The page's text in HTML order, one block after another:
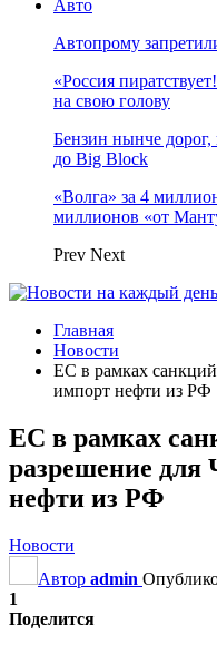
Авто
Автопрому
«Россия
на свою голову
Бензин нынче
до Big Block
«Волга» за 4
миллионов «от
Prev Next
Главная
Новости
ЕС в рамках
импорт нефти из РФ
ЕС в рамках
разрешение для
нефти из РФ
Новости
Автор admin
1
Поделится